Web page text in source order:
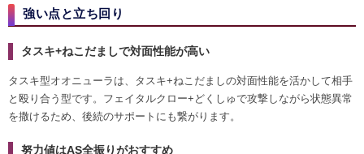
強い点と立ち回り
タスキ+ねこだましで対面性能が高い
タスキ型オオニューラは、タスキ+ねこだましの対面性能を活かして相手
と殴り合う型です。フェイタルクロー+どくしゅで攻撃しながら状態異常
を撒けるため、後続のサポートにも繋がります。
努力値はAS全振りがおすすめ